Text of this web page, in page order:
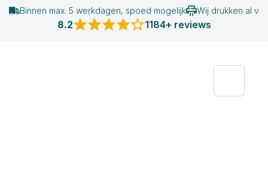
Binnen max. 5 werkdagen, spoed mogelijk Wij drukken al
8.2 1184+ reviews